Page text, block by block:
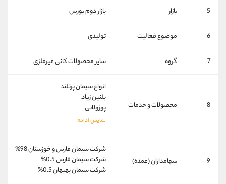
5 بازار بازار دوم بورس
6 موضوع فعالیت تولیدی
7 گروه ساير محصولات كانی غيرفلزی
8 محصولات و خدمات
انواع سیمان پرتلند
بلنین زیاد
پوزولانی
9 سهامداران (عمده)
شرکت سیمان فارس و خوزستان 98%
شرکت سیمان فارس 0.5%
شرکت سیمان بهبهان 0.5%